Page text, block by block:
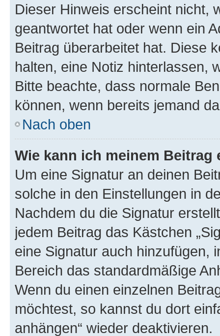
Dieser Hinweis erscheint nicht,
geantwortet hat oder wenn ein
Beitrag überarbeitet hat. Diese
halten, eine Notiz hinterlassen,
Bitte beachte, dass normale
können, wenn bereits jemand
Nach oben
Wie kann ich meinem
Um eine Signatur an deinen
solche in den Einstellungen in
Nachdem du die Signatur
jedem Beitrag das Kästchen
eine Signatur auch hinzufügen,
Bereich das standardmäßige
Wenn du einen einzelnen
möchtest, so kannst du dort
anhängen“ wieder deaktivieren.